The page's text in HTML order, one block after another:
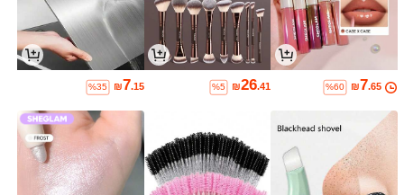
₪7.65
%60
₪26.41
%5
₪7.15
%35